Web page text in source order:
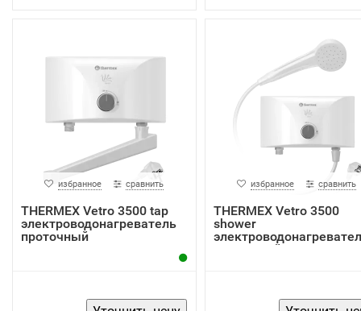
избранное сравнить
THERMEX Vetro 3500 tap
электроводонагреватель
проточный
избранное сравнить
THERMEX Vetro 3500
shower
проточный